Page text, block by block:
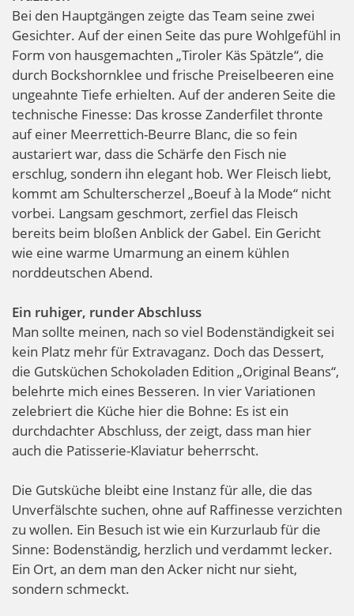
Bei den Hauptgängen zeigte das Team seine zwei
Gesichter. Auf der einen Seite das pure Wohlgefühl in
Form von hausgemachten „Tiroler Käs Spätzle“, die
durch Bockshornklee und frische Preiselbeeren eine
ungeahnte Tiefe erhielten. Auf der anderen Seite die
technische Finesse: Das krosse Zanderfilet thronte
auf einer Meerrettich-Beurre Blanc, die so fein
austariert war, dass die Schärfe den Fisch nie
erschlug, sondern ihn elegant hob. Wer Fleisch liebt,
kommt am Schulterscherzel „Boeuf à la Mode“ nicht
vorbei. Langsam geschmort, zerfiel das Fleisch
bereits beim bloßen Anblick der Gabel. Ein Gericht
wie eine warme Umarmung an einem kühlen
norddeutschen Abend.
Ein ruhiger, runder Abschluss
Man sollte meinen, nach so viel Bodenständigkeit sei
kein Platz mehr für Extravaganz. Doch das Dessert,
die Gutsküchen Schokoladen Edition „Original Beans“,
belehrte mich eines Besseren. In vier Variationen
zelebriert die Küche hier die Bohne: Es ist ein
durchdachter Abschluss, der zeigt, dass man hier
auch die Patisserie-Klaviatur beherrscht.
Die Gutsküche bleibt eine Instanz für alle, die das
Unverfälschte suchen, ohne auf Raffinesse verzichten
zu wollen. Ein Besuch ist wie ein Kurzurlaub für die
Sinne: Bodenständig, herzlich und verdammt lecker.
Ein Ort, an dem man den Acker nicht nur sieht,
sondern schmeckt.